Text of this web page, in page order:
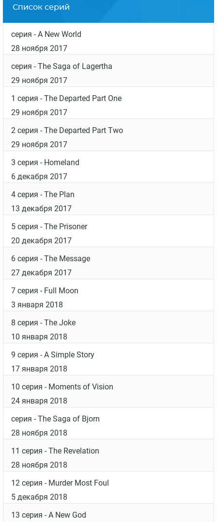
Список серий
серия - A New World
28 ноября 2017
серия - The Saga of Lagertha
29 ноября 2017
1 серия - The Departed Part One
29 ноября 2017
2 серия - The Departed Part Two
29 ноября 2017
3 серия - Homeland
6 декабря 2017
4 серия - The Plan
13 декабря 2017
5 серия - The Prisoner
20 декабря 2017
6 серия - The Message
27 декабря 2017
7 серия - Full Moon
3 января 2018
8 серия - The Joke
10 января 2018
9 серия - A Simple Story
17 января 2018
10 серия - Moments of Vision
24 января 2018
серия - The Saga of Bjorn
28 ноября 2018
11 серия - The Revelation
28 ноября 2018
12 серия - Murder Most Foul
5 декабря 2018
13 серия - A New God